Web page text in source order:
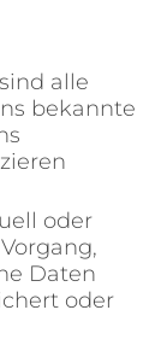
alle
bekannte
oder
Daten
oder